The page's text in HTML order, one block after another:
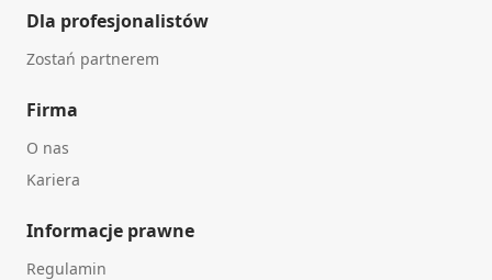
Dla profesjonalistów
Zostań partnerem
Firma
O nas
Kariera
Informacje prawne
Regulamin